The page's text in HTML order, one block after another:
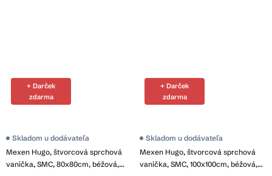
+ Darček
zdarma
Mexen Hugo, štvorcová sprchová
vanička, SMC, 80x80cm, béžová,
Skladom u dodávateľa
+ Darček
zdarma
Mexen Hugo, štvorcová sprchová
vanička, SMC, 100x100cm, béžová,
Skladom u dodávateľa